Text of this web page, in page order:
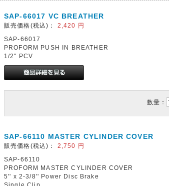
SAP-66017 VC BREATHER
販売価格(税込)： 2,420 円
SAP-66017
PROFORM PUSH IN BREATHER
1/2" PCV
数量：
SAP-66110 MASTER CYLINDER COVER
販売価格(税込)： 2,750 円
SAP-66110
PROFORM MASTER CYLINDER COVER
5'' x 2-3/8'' Power Disc Brake